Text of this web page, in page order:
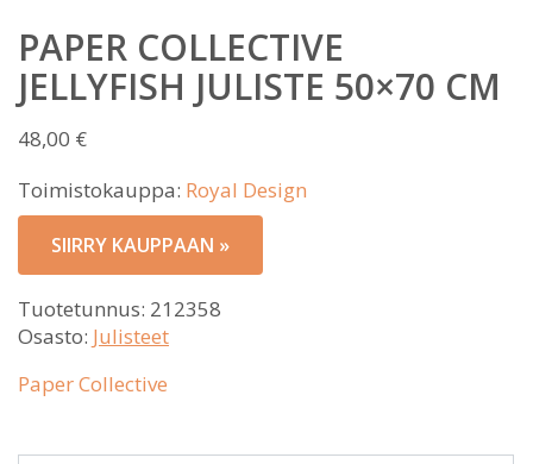
PAPER COLLECTIVE
JELLYFISH JULISTE 50×70 CM
48,00 €
Toimistokauppa: Royal Design
SIIRRY KAUPPAAN »
Tuotetunnus: 212358
Osasto: Julisteet
Paper Collective